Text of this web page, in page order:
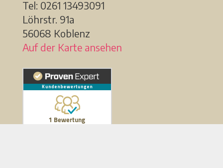
Tel: 0261 13493091
Löhrstr. 91a
56068 Koblenz
Auf der Karte ansehen